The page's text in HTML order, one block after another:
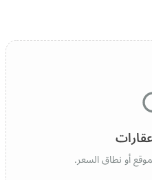
أو نطاق السعر.